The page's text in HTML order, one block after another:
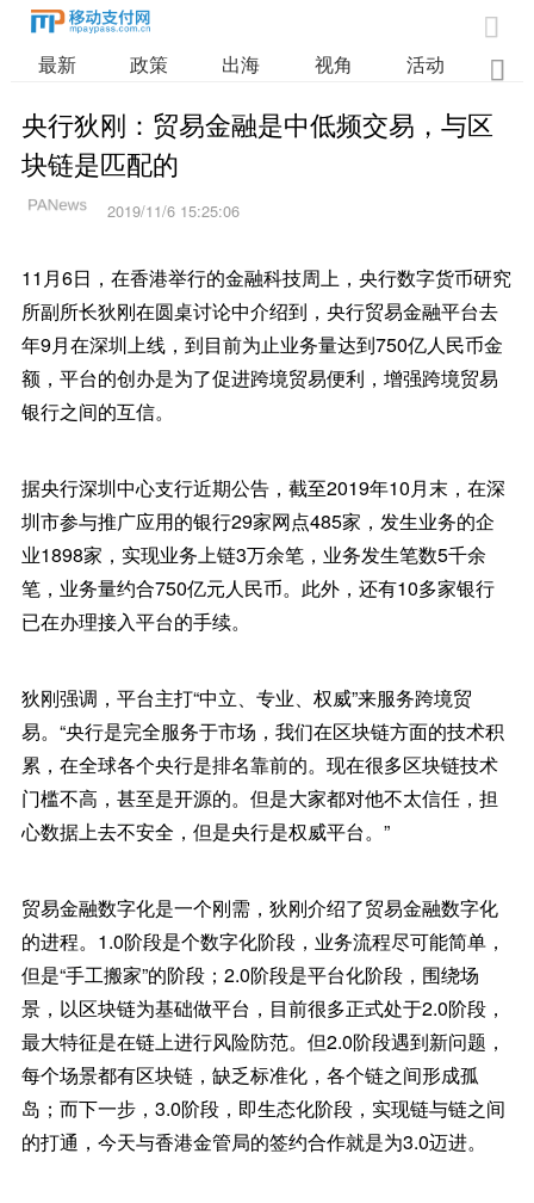

最新 政策 出海 视角 活动 业

央行狄刚：贸易金融是中低频交易，与区
块链是匹配的
2019/11/6 15:25:06
11月6日，在香港举行的金融科技周上，央行数字货币研究
所副所长狄刚在圆桌讨论中介绍到，央行贸易金融平台去
年9月在深圳上线，到目前为止业务量达到750亿人民币金
额，平台的创办是为了促进跨境贸易便利，增强跨境贸易
银行之间的互信。
据央行深圳中心支行近期公告，截至2019年10月末，在深
圳市参与推广应用的银行29家网点485家，发生业务的企
业1898家，实现业务上链3万余笔，业务发生笔数5千余
笔，业务量约合750亿元人民币。此外，还有10多家银行
已在办理接入平台的手续。
狄刚强调，平台主打“中立、专业、权威”来服务跨境贸
易。“央行是完全服务于市场，我们在区块链方面的技术积
累，在全球各个央行是排名靠前的。现在很多区块链技术
门槛不高，甚至是开源的。但是大家都对他不太信任，担
心数据上去不安全，但是央行是权威平台。”
贸易金融数字化是一个刚需，狄刚介绍了贸易金融数字化
的进程。1.0阶段是个数字化阶段，业务流程尽可能简单，
但是“手工搬家”的阶段；2.0阶段是平台化阶段，围绕场
景，以区块链为基础做平台，目前很多正式处于2.0阶段，
最大特征是在链上进行风险防范。但2.0阶段遇到新问题，
每个场景都有区块链，缺乏标准化，各个链之间形成孤
岛；而下一步，3.0阶段，即生态化阶段，实现链与链之间
的打通，今天与香港金管局的签约合作就是为3.0迈进。